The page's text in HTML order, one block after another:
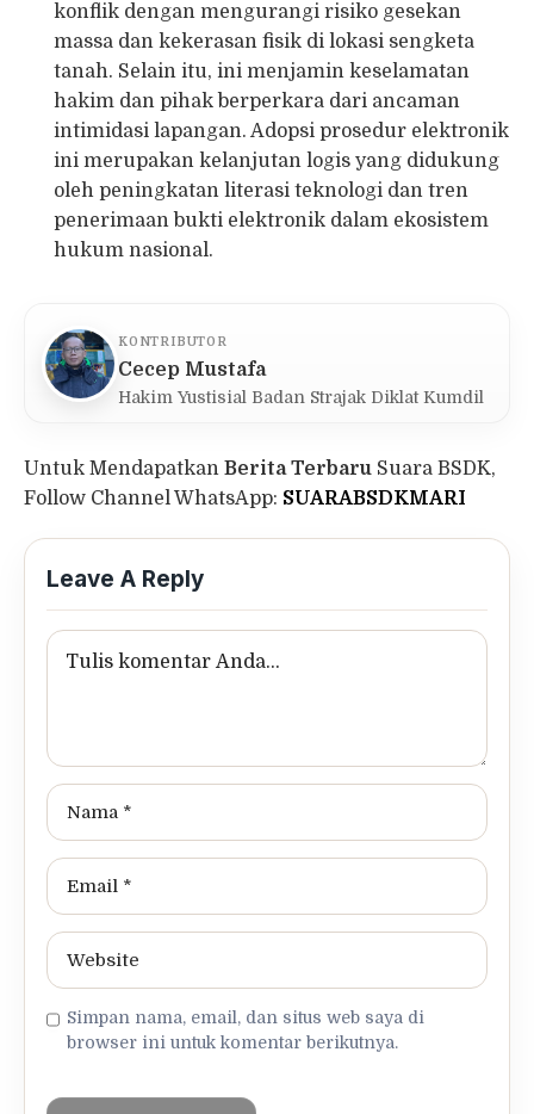
konflik dengan mengurangi risiko gesekan
massa dan kekerasan fisik di lokasi sengketa
tanah. Selain itu, ini menjamin keselamatan
hakim dan pihak berperkara dari ancaman
intimidasi lapangan. Adopsi prosedur elektronik
ini merupakan kelanjutan logis yang didukung
oleh peningkatan literasi teknologi dan tren
penerimaan bukti elektronik dalam ekosistem
hukum nasional.
KONTRIBUTOR
Cecep Mustafa
Hakim Yustisial Badan Strajak Diklat Kumdil
Untuk Mendapatkan Berita Terbaru Suara BSDK,
Follow Channel WhatsApp: SUARABSDKMARI
Leave A Reply
Simpan nama, email, dan situs web saya di
browser ini untuk komentar berikutnya.